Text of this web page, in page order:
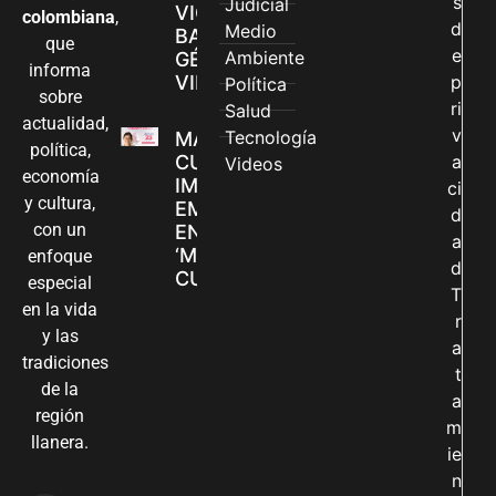
colombiana,
que
informa
sobre
actualidad,
política,
economía
y cultura,
con un
enfoque
especial
en la vida
y las
tradiciones
de la
región
llanera.
VIOLENCIAS
BASADAS EN
GÉNERO EN
VILLAVICENCIO
MADRES
CUIDADORAS
IMPULSAN SUS
EMPRENDIMIENTOS
EN LA FERIA
‘MANOS QUE
CUIDAN Y CREAN’
Medio
Ambiente
Política
Salud
Tecnología
Videos
d
e
p
ri
v
a
ci
d
a
d
T
r
a
t
a
m
ie
n